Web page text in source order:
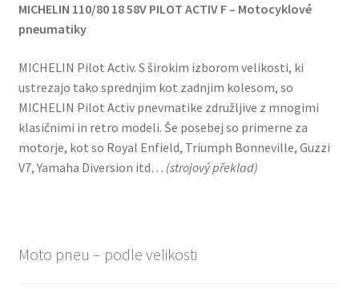
MICHELIN 110/80 18 58V PILOT ACTIV F – Motocyklové
pneumatiky
MICHELIN Pilot Activ. S širokim izborom velikosti, ki
ustrezajo tako sprednjim kot zadnjim kolesom, so
MICHELIN Pilot Activ pnevmatike združljive z mnogimi
klasičnimi in retro modeli. Še posebej so primerne za
motorje, kot so Royal Enfield, Triumph Bonneville, Guzzi
V7, Yamaha Diversion itd… (strojový překlad)
Moto pneu – podle velikosti